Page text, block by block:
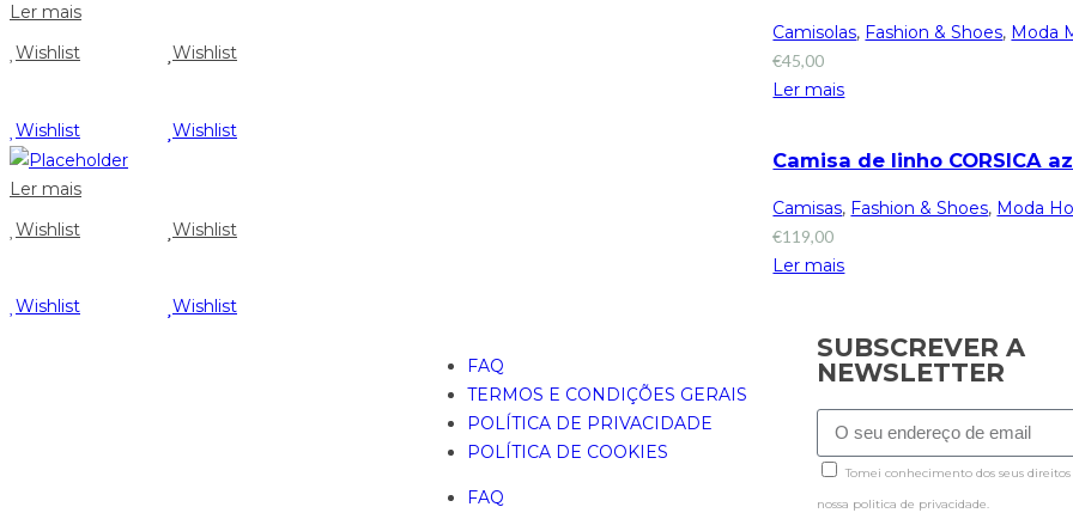
Ler mais
Wishlist
Wishlist
Camisolas, Fashion & Shoes, Moda
€45,00
Ler mais
Wishlist
Wishlist
Ler mais
Wishlist
Wishlist
Camisa de linho CORSICA
Camisas, Fashion & Shoes, Moda
€119,00
Ler mais
Wishlist
Wishlist
FAQ
TERMOS E CONDIÇÕES GERAIS
POLÍTICA DE PRIVACIDADE
POLÍTICA DE COOKIES
FAQ
SUBSCREVER A
NEWSLETTER
Tomei conhecimento dos seus
nossa politica de privacidade.